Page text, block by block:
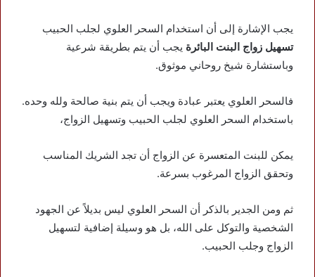
يجب الإشارة إلى أن استخدام السحر العلوي لجلب الحبيب
تسهيل زواج البنت البائرة يجب أن يتم بطريقة شرعية
وباستشارة شيخ روحاني موثوق.
فالسحر العلوي يعتبر عبادة ويجب أن يتم بنية صالحة ولله وحده.
باستخدام السحر العلوي لجلب الحبيب وتسهيل الزواج،
يمكن للبنت المتعسرة عن الزواج أن تجد الشريك المناسب
وتحقق الزواج المرغوب بسرعة.
ثم ومن الجدير بالذكر أن السحر العلوي ليس بديلاً عن الجهود
الشخصية والتوكل على الله، بل هو وسيلة إضافية لتسهيل
الزواج وجلب الحبيب.